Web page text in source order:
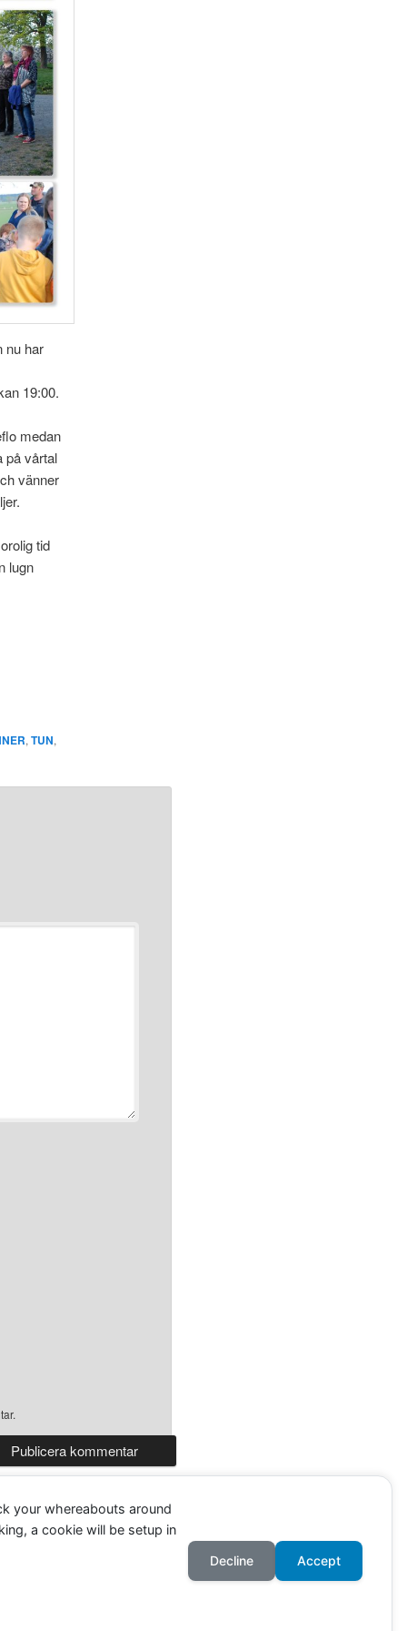
nu har
19:00.
medan
på vårtal
vänner
tid
lugn
, TUN,
your whereabouts around
a cookie will be setup in
Decline Accept